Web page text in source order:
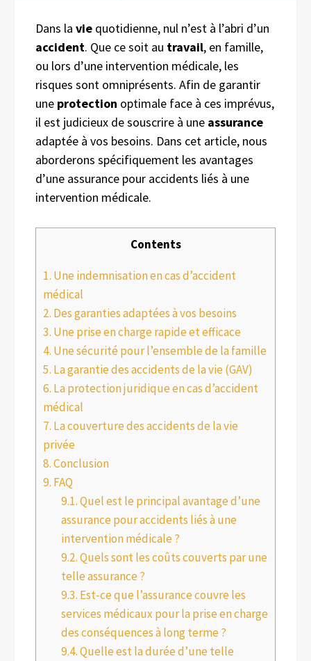
Dans la vie quotidienne, nul n’est à l’abri d’un
accident. Que ce soit au travail, en famille,
ou lors d’une intervention médicale, les
risques sont omniprésents. Afin de garantir
une protection optimale face à ces imprévus,
il est judicieux de souscrire à une assurance
adaptée à vos besoins. Dans cet article, nous
aborderons spécifiquement les avantages
d’une assurance pour accidents liés à une
intervention médicale.
Contents
1. Une indemnisation en cas d’accident
médical
2. Des garanties adaptées à vos besoins
3. Une prise en charge rapide et efficace
4. Une sécurité pour l’ensemble de la famille
5. La garantie des accidents de la vie (GAV)
6. La protection juridique en cas d’accident
médical
7. La couverture des accidents de la vie
privée
8.Conclusion
9. FAQ
9.1.Quel est le principal avantage d’une
assurance pour accidents liés à une
intervention médicale ?
9.2.Quels sont les coûts couverts par une
telle assurance ?
9.3. Est-ce que l’assurance couvre les
services médicaux pour la prise en charge
des conséquences à long terme ?
9.4.Quelle est la durée d’une telle